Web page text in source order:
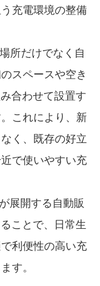
充電環境の整備
所だけでなく自
スペースや空き
合わせて設置す
これにより、新
く、既存の好立
で使いやすい充
展開する自動販
ことで、日常生
利便性の高い充
す。